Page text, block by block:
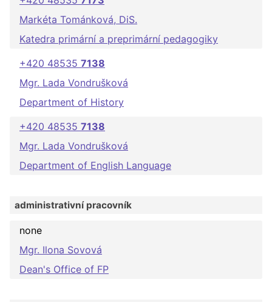
Markéta Tománková, DiS.
Katedra primární a preprimární pedagogiky
+420 48535 7138
Mgr. Lada Vondrušková
Department of History
+420 48535 7138
Mgr. Lada Vondrušková
Department of English Language
administrativní pracovník
none
Mgr. Ilona Sovová
Dean's Office of FP